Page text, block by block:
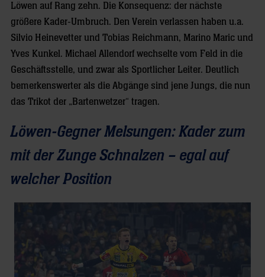
Löwen auf Rang zehn. Die Konsequenz: der nächste
größere Kader-Umbruch. Den Verein verlassen haben u.a.
Silvio Heinevetter und Tobias Reichmann, Marino Maric und
Yves Kunkel. Michael Allendorf wechselte vom Feld in die
Geschäftsstelle, und zwar als Sportlicher Leiter. Deutlich
bemerkenswerter als die Abgänge sind jene Jungs, die nun
das Trikot der „Bartenwetzer“ tragen.
Löwen-Gegner Melsungen: Kader zum
mit der Zunge Schnalzen – egal auf
welcher Position